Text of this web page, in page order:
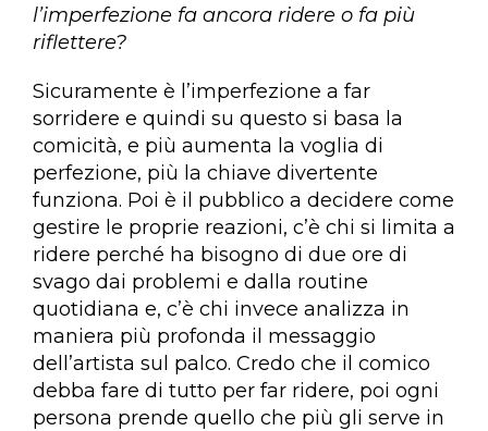
l’imperfezione fa ancora ridere o fa più
riflettere?
Sicuramente è l’imperfezione a far
sorridere e quindi su questo si basa la
comicità, e più aumenta la voglia di
perfezione, più la chiave divertente
funziona. Poi è il pubblico a decidere come
gestire le proprie reazioni, c’è chi si limita a
ridere perché ha bisogno di due ore di
svago dai problemi e dalla routine
quotidiana e, c’è chi invece analizza in
maniera più profonda il messaggio
dell’artista sul palco. Credo che il comico
debba fare di tutto per far ridere, poi ogni
persona prende quello che più gli serve in